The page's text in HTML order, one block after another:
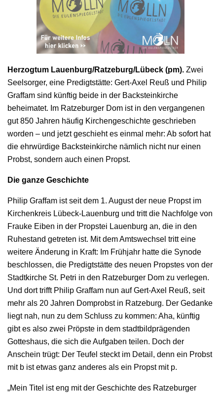
Herzogtum Lauenburg/Ratzeburg/Lübeck (pm). Zwei
Seelsorger, eine Predigtstätte: Gert-Axel Reuß und Philip
Graffam sind künftig beide in der Backsteinkirche
beheimatet. Im Ratzeburger Dom ist in den vergangenen
gut 850 Jahren häufig Kirchengeschichte geschrieben
worden – und jetzt geschieht es einmal mehr: Ab sofort hat
die ehrwürdige Backsteinkirche nämlich nicht nur einen
Probst, sondern auch einen Propst.
Die ganze Geschichte
Philip Graffam ist seit dem 1. August der neue Propst im
Kirchenkreis Lübeck-Lauenburg und tritt die Nachfolge von
Frauke Eiben in der Propstei Lauenburg an, die in den
Ruhestand getreten ist. Mit dem Amtswechsel tritt eine
weitere Änderung in Kraft: Im Frühjahr hatte die Synode
beschlossen, die Predigtstätte des neuen Propstes von der
Stadtkirche St. Petri in den Ratzeburger Dom zu verlegen.
Und dort trifft Philip Graffam nun auf Gert-Axel Reuß, seit
mehr als 20 Jahren Domprobst in Ratzeburg. Der Gedanke
liegt nah, nun zu dem Schluss zu kommen: Aha, künftig
gibt es also zwei Pröpste in dem stadtbildprägenden
Gotteshaus, die sich die Aufgaben teilen. Doch der
Anschein trügt: Der Teufel steckt im Detail, denn ein Probst
mit b ist etwas ganz anderes als ein Propst mit p.
„Mein Titel ist eng mit der Geschichte des Ratzeburger